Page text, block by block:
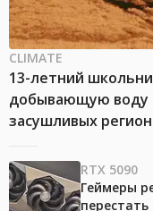
CLIMATE
13-летний
добывающую воду
засушливых
RTX 5090
Геймеры